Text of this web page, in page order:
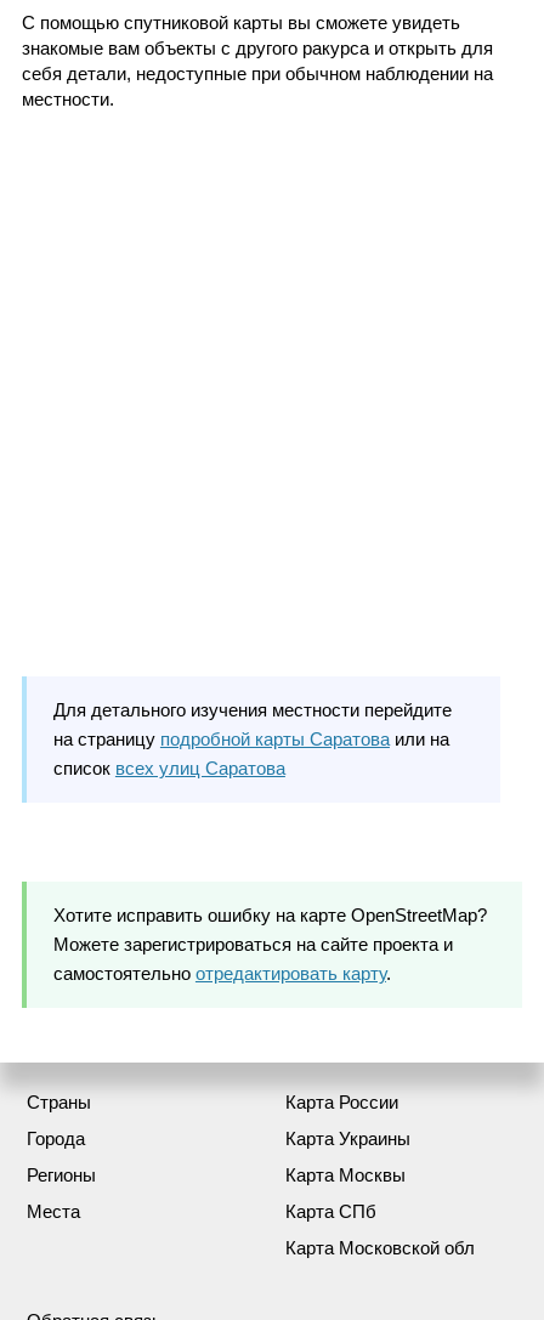
С помощью спутниковой карты вы сможете увидеть
знакомые вам объекты с другого ракурса и открыть для
себя детали, недоступные при обычном наблюдении на
местности.
Для детального изучения местности перейдите
на страницу подробной карты Саратоваили на
список всех улиц Саратова
Хотите исправить ошибку на карте OpenStreetMap?
Можете зарегистрироваться на сайте проекта и
самостоятельно отредактировать карту.
Страны
Города
Регионы
Места
Карта России
Карта Украины
Карта Москвы
Карта СПб
Карта Московской обл